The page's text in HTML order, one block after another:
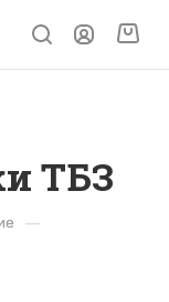
ТБЗ
—